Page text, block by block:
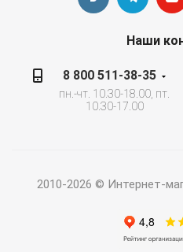
Наши
8 800 511-38-35
пн.-чт. 10.30-18.00, пт.
10.30-17.00
2010-2026 © Интернет-